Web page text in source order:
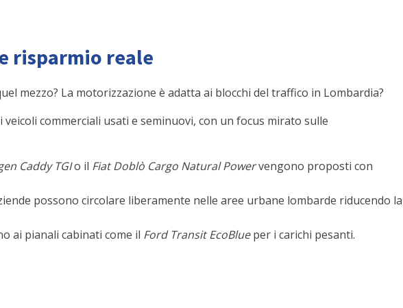
risparmio reale
mezzo? La motorizzazione è adatta ai blocchi del traffico in Lombardia?
veicoli commerciali usati e seminuovi, con un focus mirato sulle
Caddy TGIo il Fiat Doblò Cargo Natural Powervengono proposti con
possono circolare liberamente nelle aree urbane lombarde riducendo la
ai pianali cabinati come il Ford Transit EcoBlueper i carichi pesanti.